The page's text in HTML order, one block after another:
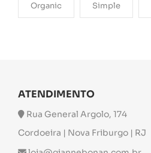
Organic Simple
ATENDIMENTO
Rua General Argolo, 174
Cordoeira | Nova Friburgo | RJ